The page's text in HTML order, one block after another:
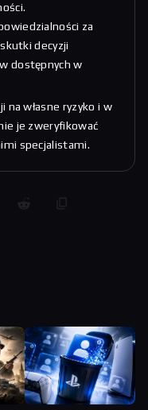
za
decyzji
dostępnych w
na własne ryzyko i w
je zweryfikować
specjalistami.